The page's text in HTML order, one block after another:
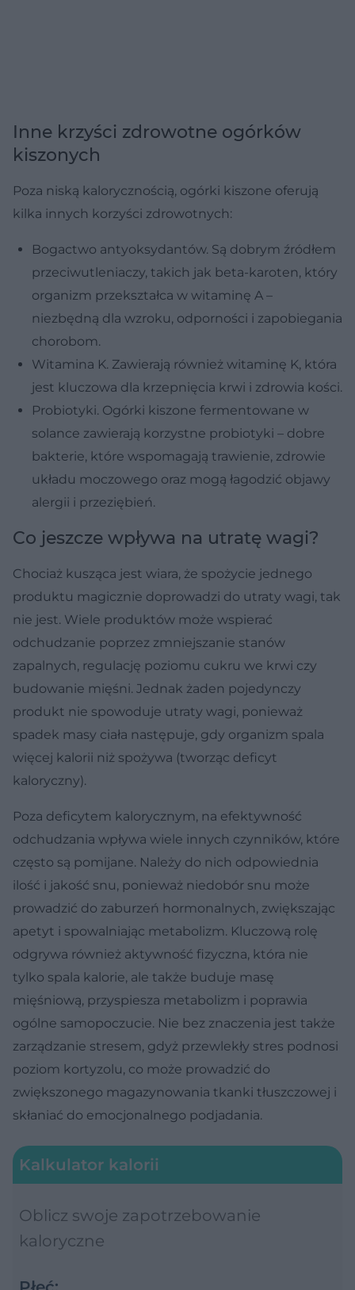
Inne krzyści zdrowotne ogórków
kiszonych
Poza niską kalorycznością, ogórki kiszone oferują
kilka innych korzyści zdrowotnych:
Bogactwo antyoksydantów. Są dobrym źródłem
przeciwutleniaczy, takich jak beta-karoten, który
organizm przekształca w witaminę A –
niezbędną dla wzroku, odporności i zapobiegania
chorobom.
Witamina K. Zawierają również witaminę K, która
jest kluczowa dla krzepnięcia krwi i zdrowia kości.
Probiotyki. Ogórki kiszone fermentowane w
solance zawierają korzystne probiotyki – dobre
bakterie, które wspomagają trawienie, zdrowie
układu moczowego oraz mogą łagodzić objawy
alergii i przeziębień.
Co jeszcze wpływa na utratę wagi?
Chociaż kusząca jest wiara, że spożycie jednego
produktu magicznie doprowadzi do utraty wagi, tak
nie jest. Wiele produktów może wspierać
odchudzanie poprzez zmniejszanie stanów
zapalnych, regulację poziomu cukru we krwi czy
budowanie mięśni. Jednak żaden pojedynczy
produkt nie spowoduje utraty wagi, ponieważ
spadek masy ciała następuje, gdy organizm spala
więcej kalorii niż spożywa (tworząc deficyt
kaloryczny).
Poza deficytem kalorycznym, na efektywność
odchudzania wpływa wiele innych czynników, które
często są pomijane. Należy do nich odpowiednia
ilość i jakość snu, ponieważ niedobór snu może
prowadzić do zaburzeń hormonalnych, zwiększając
apetyt i spowalniając metabolizm. Kluczową rolę
odgrywa również aktywność fizyczna, która nie
tylko spala kalorie, ale także buduje masę
mięśniową, przyspiesza metabolizm i poprawia
ogólne samopoczucie. Nie bez znaczenia jest także
zarządzanie stresem, gdyż przewlekły stres podnosi
poziom kortyzolu, co może prowadzić do
zwiększonego magazynowania tkanki tłuszczowej i
skłaniać do emocjonalnego podjadania.
Kalkulator kalorii
Oblicz swoje zapotrzebowanie
kaloryczne